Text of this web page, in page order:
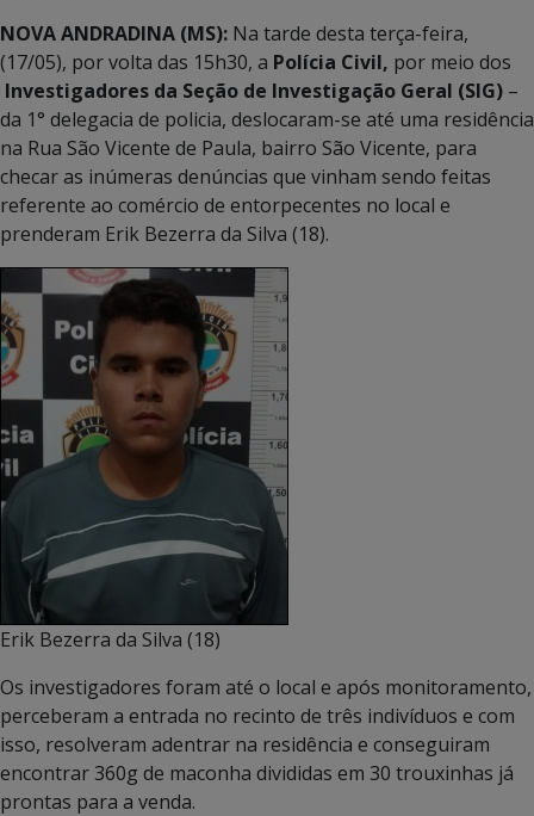
NOVA ANDRADINA (MS): Na tarde desta terça-feira,
(17/05), por volta das 15h30, a Polícia Civil, por meio dos
Investigadores da Seção de Investigação Geral (SIG) –
da 1° delegacia de policia, deslocaram-se até uma residência
na Rua São Vicente de Paula, bairro São Vicente, para
checar as inúmeras denúncias que vinham sendo feitas
referente ao comércio de entorpecentes no local e
prenderam Erik Bezerra da Silva (18).
Erik Bezerra da Silva (18)
Os investigadores foram até o local e após monitoramento,
perceberam a entrada no recinto de três indivíduos e com
isso, resolveram adentrar na residência e conseguiram
encontrar 360g de maconha divididas em 30 trouxinhas já
prontas para a venda.